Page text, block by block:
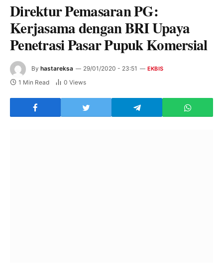
Direktur Pemasaran PG:
Kerjasama dengan BRI Upaya
Penetrasi Pasar Pupuk Komersial
By hastareksa 29/01/2020 - 23:51 EKBIS
1 Min Read 0 Views